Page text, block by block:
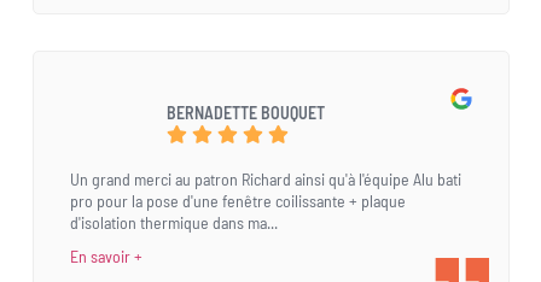
BERNADETTE BOUQUET
Un grand merci au patron Richard ainsi qu'à l'équipe Alu bati
pro pour la pose d'une fenêtre coilissante + plaque
d'isolation thermique dans ma...
En savoir +